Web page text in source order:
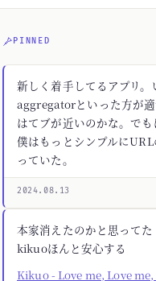
PINNED
新しく着手してるアプリ
aggregatorといった方が
はてブが近いのかな。で
僕はもっとシンプルに
っていた。
2024.08.13
本家消えたのかと思ってた
kikuoほんと安心する
Kikuo - Love me, Love